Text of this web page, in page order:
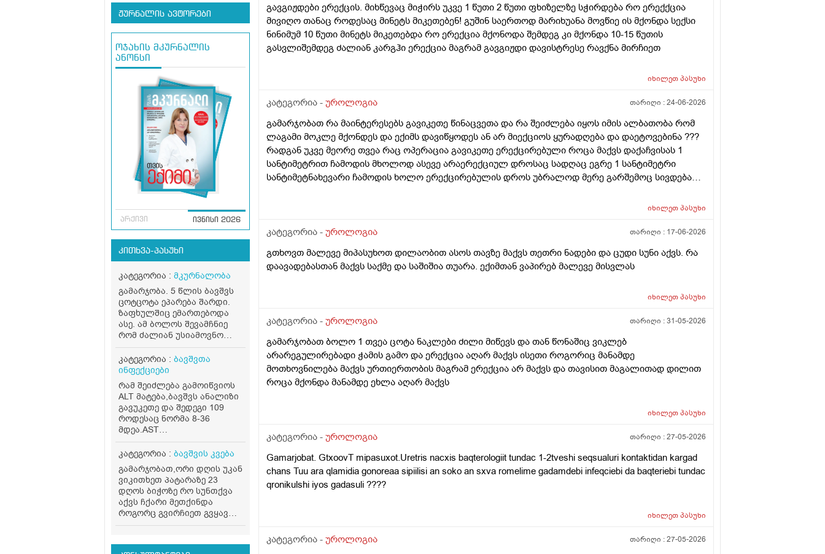
ჟურნალის ავტორები
ოჯახის მკურნალის
ანონსი
არქივი ივნისი 2026
კითხვა-პასუხი
კატეგორია : მკურნალობა
გამარჯობა. 5 წლის ბავშვს
ცოტცოტა ეპარება შარდი.
ზაფხულშიც ემართებოდა
ასე. ამ ბოლოს შევამჩნიე
რომ ძალიან უსიამოვნო
სუნი აქვს. დაბანიდან
უახლოეს პერიოდშიც კი
ასეთი სუნი უდის ტრუსზე.
იყოს?
კატეგორია : ბავშვთა
ინფექციები
რამ შეიძლება გამოიწვიოს
ALT მატება,ბავშვს ანალიზი
გავუკეთე და შედეგი 109
როდესაც ნორმა 8-36
მდეა.AST
ნორმაშია.პროფილაქტიკას
წელიწადში 2
გავუკეთე და ALT შედეგი 22
იყო.ვის
მივმართო,დამაკვალიანეთ
ჰეპატოლოგს,პედიატრს თუ
კარდიოლოგს?
კატეგორია : ბავშვის კვება
გამარჯობათ,ორი დღის უკან
ვიკითხეთ პატარაზე 23
დღოს ბიჭოზე რო სუნთქვა
აქვს ჩქარი მეთქინდა
როგორც გვირჩიეთ გვყავდა
პედიატრთან,მოკლედ
ნორმაშია,უბრალოდ
გავგიჟდები ერექცის. მიხწევაც მიჭირს უკვე 1 წუთი 2 წუთი ფხიზელზე სჭირდება რო ერექქცია
მივიღო თანაც როდესაც მინეტს მიკეთებენ! გუშინ საერთოდ მარიხუანა მოვწიე ის მქონდა სექსი
ნინიმუმ 10 წუთი მინეტს მიკეთებდა რო ერექცია მქონოდა შემდეგ კი მქონდა 10-15 წუთის
გასვლიშემდეგ ძალიან კარგჰი ერექცია მაგრამ გავგიჟდი დავისტრესე რავქნა მირჩიეთ
იხილეთპასუხი
კატეგორია - უროლოგია თარიღი :24-06-2026
გამარჯობათ რა მაინტერესებს გავიკეთე წინაცვეთა და რა შეიძლება იყოს იმის ალბათობა რომ
ლაგამი მოკლე მქონდეს და ექიმს დავიწყოდეს ან არ მიექციოს ყურადღება და დაეტოვებინა ???
რადგან უკვე მეორე თვეა რაც ოპერაცია გავიკეთე ერექცირებული როცა მაქვს დაქაჩვისას 1
სანტიმეტრით ჩამოდის მხოლოდ ასევე არაერექციულ დროსაც სადღაც ეგრე 1 სანტიმეტრი
სანტიმეტნახევარი ჩამოდის ხოლო ერექცირებულის დროს უბრალოდ მერე გარშემოც სივდება
იხილეთპასუხი
კატეგორია - უროლოგია თარიღი : 17-06-2026
გთხოვთ მალევე მიპასუხოთ დილაობით ასოს თავზე მაქვს თეთრი ნადები და ცუდი სუნი აქვს. რა
დაავადებასთან მაქვს საქმე და საშიშია თუარა. ექიმთან ვაპირებ მალევე მისვლას
იხილეთპასუხი
კატეგორია - უროლოგია თარიღი :31-05-2026
გამარჯობათ ბოლო 1 თვეა ცოტა ნაკლები ძილი მიწევს და თან წონაშიც ვიკლებ
არარეგულირებადი ჭამის გამო და ერექცია აღარ მაქვს ისეთი როგორიც მანამდე
მოთხოვნილება მაქვს ურთიერთობის მაგრამ ერექცია არ მაქვს და თავისით მაგალითად დილით
როცა მქონდა მანამდე ეხლა აღარ მაქვს
იხილეთპასუხი
კატეგორია - უროლოგია თარიღი :27-05-2026
Gamarjobat. GtxoovT mipasuxot.Uretris nacxis baqterologiit tundac 1-2tveshi seqsualuri kontaktidan kargad
chans Tuu ara qlamidia gonoreaa sipiilisi an soko an sxva romelime gadamdebi infeqciebi da baqteriebi tundac
qronikulshi iyos gadasuli ????
იხილეთპასუხი
კატეგორია - უროლოგია თარიღი :27-05-2026